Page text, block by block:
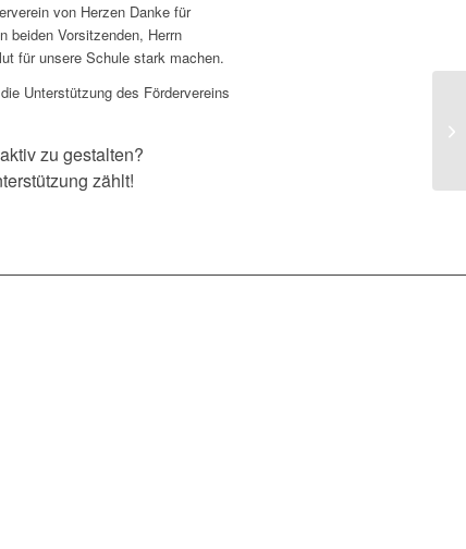
von Herzen Danke für
beiden Vorsitzenden, Herrn
für unsere Schule stark machen.
Unterstützung des Fördervereins
zu gestalten?
zählt!